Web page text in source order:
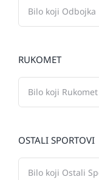
RUKOMET
OSTALI SPORTOVI